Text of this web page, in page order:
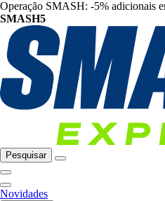
Operação SMASH: -5% adicionais
SMASH5
Pesquisar
Novidades